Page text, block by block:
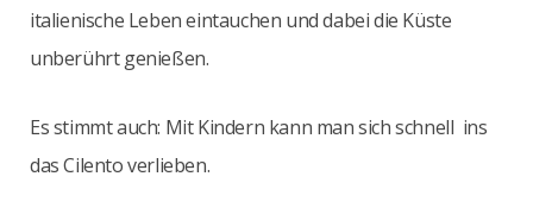
italienische Leben eintauchen und dabei die Küste
unberührt genießen.
Es stimmt auch: Mit Kindern kann man sich schnell ins
das Cilento verlieben.